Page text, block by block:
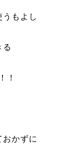
もよし
る
！
かずに